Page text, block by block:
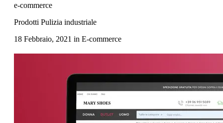
e-commerce
Prodotti Pulizia industriale
18 Febbraio, 2021 in E-commerce